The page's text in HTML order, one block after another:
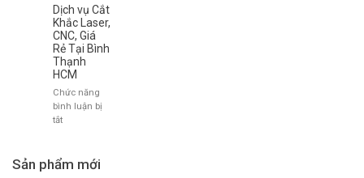
giá
dịch
vụ
thi
công
mặt
dựng
Alu
Quận
Đức
Dịch vụ Cắt
Khắc Laser,
CNC, Giá
Rẻ Tại Bình
Thạnh
HCM
Chức năng
bình luận bị
tắtở
Cắt
Sản phẩm mới